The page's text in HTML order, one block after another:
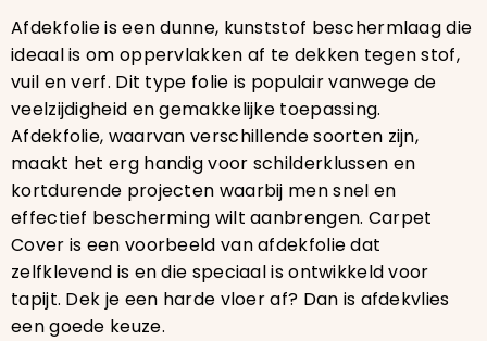
Afdekfolie is een dunne, kunststof beschermlaag die
ideaal is om oppervlakken af te dekken tegen stof,
vuil en verf. Dit type folie is populair vanwege de
veelzijdigheid en gemakkelijke toepassing.
Afdekfolie, waarvan verschillende soorten zijn,
maakt het erg handig voor schilderklussen en
kortdurende projecten waarbij men snel en
effectief bescherming wilt aanbrengen. Carpet
Cover is een voorbeeld van afdekfolie dat
zelfklevend is en die speciaal is ontwikkeld voor
tapijt. Dek je een harde vloer af? Dan is afdekvlies
een goede keuze.